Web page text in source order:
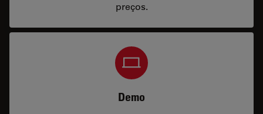
preços.
Demo